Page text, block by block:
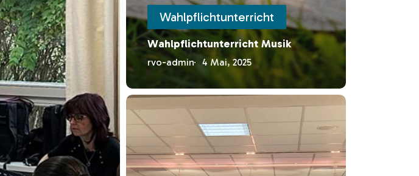
Wahlpflichtunterricht
Wahlpflichtunterricht Musik
rvo-admin 4 Mai, 2025
Weihnachtskonzert
am
17.
Dezember
2024